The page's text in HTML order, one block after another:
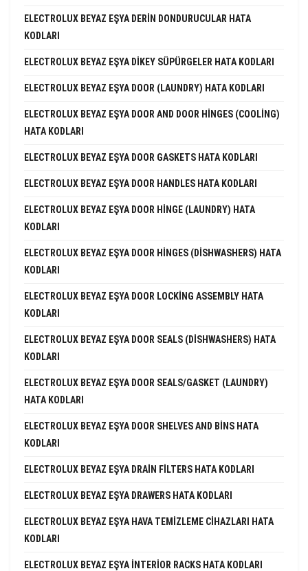
ELECTROLUX BEYAZ EŞYA DERIN DONDURUCULAR HATA
KODLARI
ELECTROLUX BEYAZ EŞYA DIKEY SÜPÜRGELER HATA KODLARI
ELECTROLUX BEYAZ EŞYA DOOR (LAUNDRY) HATA KODLARI
ELECTROLUX BEYAZ EŞYA DOOR AND DOOR HINGES (COOLING)
HATA KODLARI
ELECTROLUX BEYAZ EŞYA DOOR GASKETS HATA KODLARI
ELECTROLUX BEYAZ EŞYA DOOR HANDLES HATA KODLARI
ELECTROLUX BEYAZ EŞYA DOOR HINGE (LAUNDRY) HATA
KODLARI
ELECTROLUX BEYAZ EŞYA DOOR HINGES (DISHWASHERS) HATA
KODLARI
ELECTROLUX BEYAZ EŞYA DOOR LOCKING ASSEMBLY HATA
KODLARI
ELECTROLUX BEYAZ EŞYA DOOR SEALS (DISHWASHERS) HATA
KODLARI
ELECTROLUX BEYAZ EŞYA DOOR SEALS/GASKET (LAUNDRY)
HATA KODLARI
ELECTROLUX BEYAZ EŞYA DOOR SHELVES AND BINS HATA
KODLARI
ELECTROLUX BEYAZ EŞYA DRAIN FILTERS HATA KODLARI
ELECTROLUX BEYAZ EŞYA DRAWERS HATA KODLARI
ELECTROLUX BEYAZ EŞYA HAVA TEMIZLEME CIHAZLARI HATA
KODLARI
ELECTROLUX BEYAZ EŞYA INTERIOR RACKS HATA KODLARI